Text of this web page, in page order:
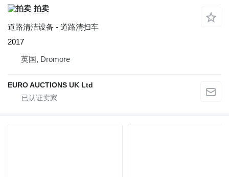
拍卖
道路清洁设备 - 道路清扫车
2017
英国, Dromore
EURO AUCTIONS UK Ltd